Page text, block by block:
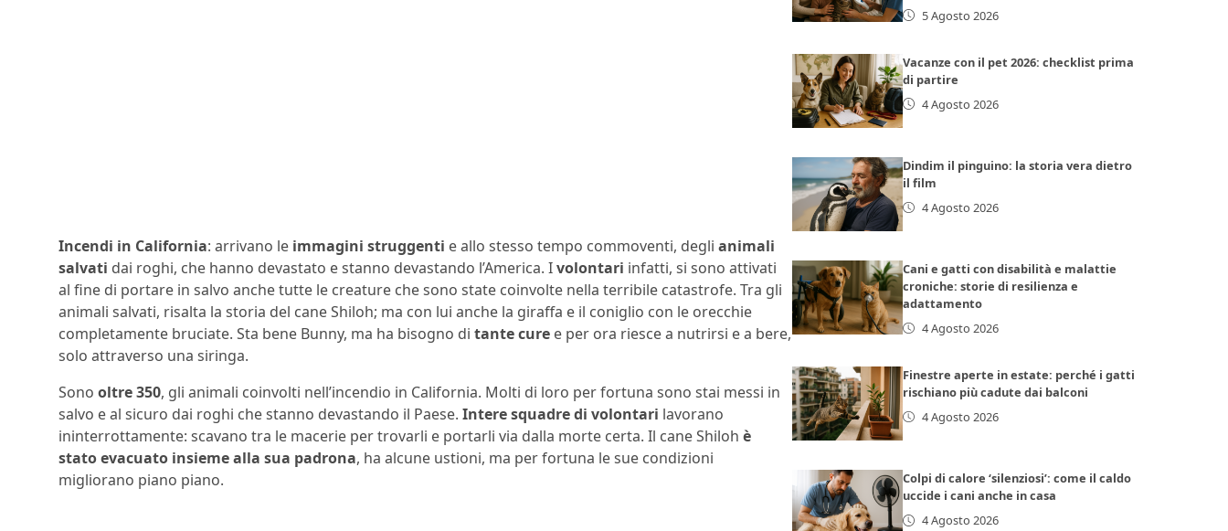
Incendi in California: arrivano le immagini struggenti e allo stesso tempo commoventi, degli animali
salvati dai roghi, che hanno devastato e stanno devastando l’America. Ivolontari infatti, si sono attivati
al fine di portare in salvo anche tutte le creature che sono state coinvolte nella terribile catastrofe. Tra gli
animali salvati, risalta la storia del cane Shiloh; ma con lui anche la giraffa e il coniglio con le orecchie
completamente bruciate. Sta bene Bunny, ma ha bisogno di tante cure e per ora riesce a nutrirsi e a bere,
solo attraverso una siringa.
Sono oltre 350, gli animali coinvolti nell’incendio in California. Molti di loro per fortuna sono stai messi in
salvo e al sicuro dai roghi che stanno devastando il Paese. Intere squadre di volontari lavorano
ininterrottamente: scavano tra le macerie per trovarli e portarli via dalla morte certa. Il cane Shiloh è
stato evacuato insieme alla sua padrona, ha alcune ustioni, ma per fortuna le sue condizioni
migliorano piano piano.
5 Agosto 2026
Vacanze con il pet 2026: checklist prima
di partire
4 Agosto 2026
Dindim il pinguino: la storia vera dietro
il film
4 Agosto 2026
Cani e gatti con disabilità e malattie
croniche: storie di resilienza e
adattamento
4 Agosto 2026
Finestre aperte in estate: perché i gatti
rischiano più cadute dai balconi
4 Agosto 2026
Colpi di calore ‘silenziosi’: come il caldo
uccide i cani anche in casa
4 Agosto 2026